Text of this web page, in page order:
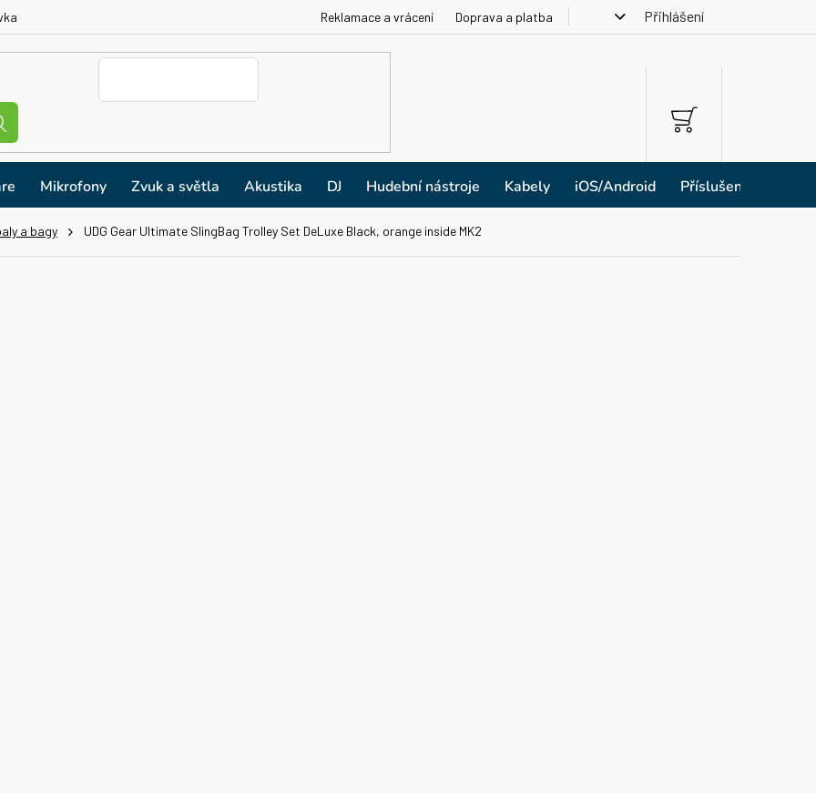
Reklamace a vrácení Doprava a platba Přihlášení
NÁKUPNÍ
KOŠÍK
Mikrofony Zvuk a světla Akustika DJ Hudební nástroje Kabely iOS/Android Příslušenství
a bagy UDG Gear Ultimate SlingBag Trolley Set DeLuxe Black, orange inside MK2